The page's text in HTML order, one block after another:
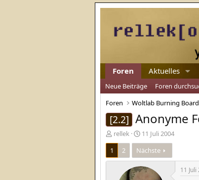
Foren Aktuelles
Neue Beiträge
Foren
Foren
Woltlab Burning
[2.2] Anonyme
E
r
t
rellek
E
r
s
t
e
11 Juli 2004
1
2 Nächste
11 Juli